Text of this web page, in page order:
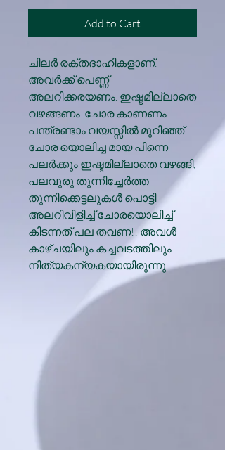
Add to Cart
ചിലര്‍ രക്തദാഹികളാണ്.
അവര്‍ക്ക് പെണ്ണ്
അലറിക്കരയണം. ഇഷ്ടമില്ലാതെ
വഴങ്ങണം. ചോര കാണണം.
പന്ത്രണ്ടാം വയസ്സില്‍ മുറിഞ്ഞ്
ചോര യൊലിച്ച മായ പിന്നെ
പലര്‍ക്കും ഇഷ്ടമില്ലാതെ വഴങ്ങി,
പലവുരു തുന്നിച്ചേര്‍ത്ത
തുന്നിക്കെട്ടലുകള്‍ പൊട്ടി
അലറിവിളിച്ച് ചോരയൊലിച്ച്
കിടന്നത് പല തവണ!! അവള്‍
കാഴ്ചയിലും കച്ചവടത്തിലും
നിത്യകന്യകയായിരുന്നു.